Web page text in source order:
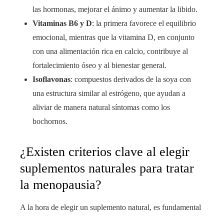
las hormonas, mejorar el ánimo y aumentar la libido.
Vitaminas B6 y D: la primera favorece el equilibrio
emocional, mientras que la vitamina D, en conjunto
con una alimentación rica en calcio, contribuye al
fortalecimiento óseo y al bienestar general.
Isoflavonas: compuestos derivados de la soya con
una estructura similar al estrógeno, que ayudan a
aliviar de manera natural síntomas como los
bochornos.
¿Existen criterios clave al elegir
suplementos naturales para tratar
la menopausia?
A la hora de elegir un suplemento natural, es fundamental